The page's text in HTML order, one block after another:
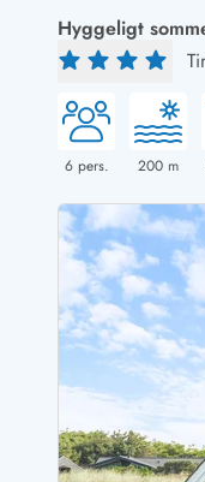
Last minute
Nyheder
Nyheder hos Esmark
Nyrenoverede
Sommerhuse med
Sommerhuse tæt ved
Nybyggede sommerhuse
Sommerhuse med sauna
Røgfrie/ikke-ryger
Sommerhuse med udsigt
Sommerhuse med spa
Sommerhuse med
Sommerhuse med
Sommerhuse i Bjerregård
Hyggeligt
6pers. 200 m